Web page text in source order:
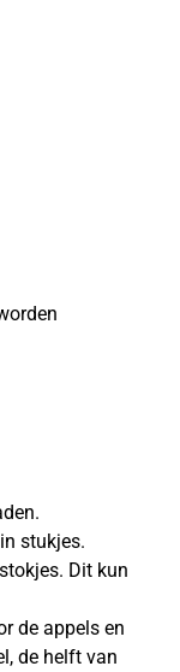
stukjes.
Dit kun
de appels en
de helft van